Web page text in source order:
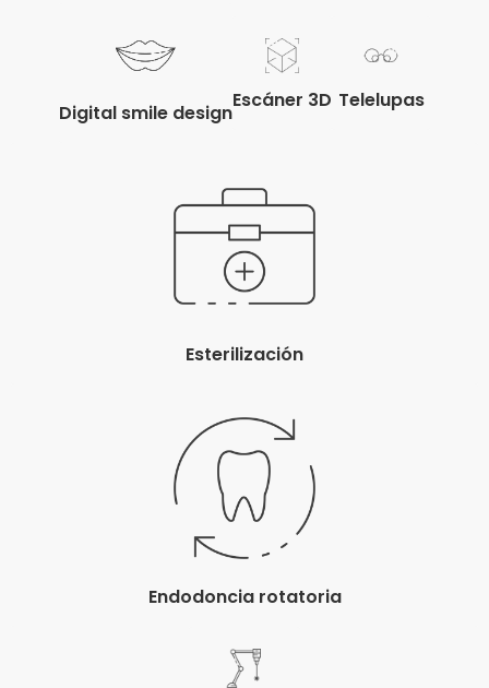
Digital smile design
Escáner 3D Telelupas
Esterilización
Endodoncia rotatoria